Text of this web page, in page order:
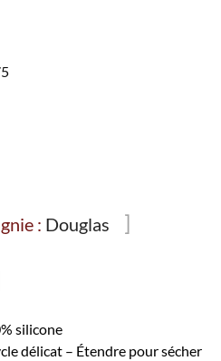
: Douglas
silicone
délicat – Étendre pour sécher